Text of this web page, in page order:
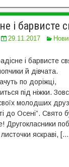
і барвисте
29.11.2017
і
хлопчики й
скачуть
під ніжки.
молодших
до Осені”. Свято
Другокласники
яскраві,